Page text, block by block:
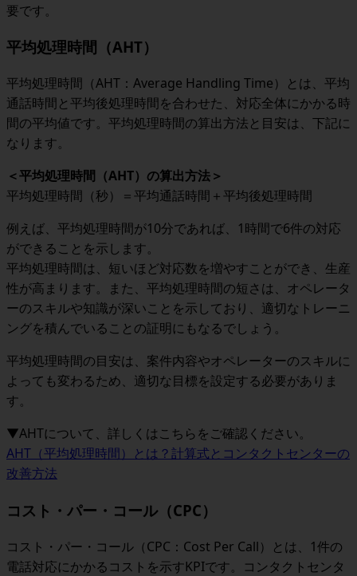
要です。
平均処理時間（AHT）
平均処理時間（AHT：Average Handling Time）とは、平均
通話時間と平均後処理時間を合わせた、対応全体にかかる時
間の平均値です。平均処理時間の算出方法と目安は、下記に
なります。
＜平均処理時間（AHT）の算出方法＞
平均処理時間（秒）＝平均通話時間＋平均後処理時間
例えば、平均処理時間が10分であれば、1時間で6件の対応
ができることを示します。
平均処理時間は、短いほど対応数を増やすことができ、生産
性が高まります。また、平均処理時間の短さは、オペレータ
ーのスキルや知識が深いことを示しており、適切なトレーニ
ングを積んでいることの証明にもなるでしょう。
平均処理時間の目安は、案件内容やオペレーターのスキルに
よっても変わるため、適切な目標を設定する必要がありま
す。
▼AHTについて、詳しくはこちらをご確認ください。
AHT（平均処理時間）とは？計算式とコンタクトセンターの
改善方法
コスト・パー・コール（CPC）
コスト・パー・コール（CPC：Cost Per Call）とは、1件の
電話対応にかかるコストを示すKPIです。コンタクトセンタ